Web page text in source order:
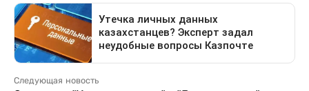
Следующая новость